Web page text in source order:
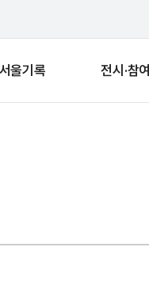
서울기록 전시·참여